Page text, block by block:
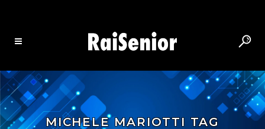
MICHELE MARIOTTI TAG